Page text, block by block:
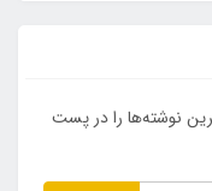
نوشته‌ها را در پست